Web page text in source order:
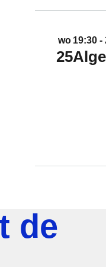
wo
25
Starts
19:30 -
Lees
de